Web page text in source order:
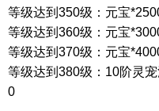
等级达到 350级：元宝
等级达到 360级：元宝
等级达到 370级：元宝
等级达到 380级： 10阶灵
0